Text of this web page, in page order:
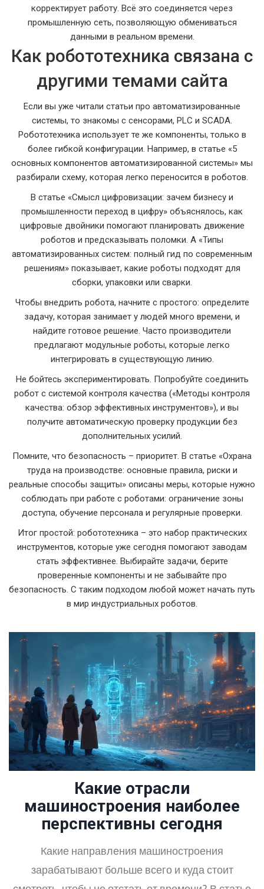
корректирует работу. Всё это соединяется через
промышленную сеть, позволяющую обмениваться
данными в реальном времени.
Как робототехника связана с
другими темами сайта
Если вы уже читали статьи про автоматизированные
системы, то знакомы с сенсорами, PLC и SCADA.
Робототехника использует те же компоненты, только в
более гибкой конфигурации. Например, в статье «5
основных компонентов автоматизированной системы» мы
разбирали схему, которая легко переносится в роботов.
В статье «Смысл цифровизации: зачем бизнесу и
промышленности переход в цифру» объяснялось, как
цифровые двойники помогают планировать движение
роботов и предсказывать поломки. А «Типы
автоматизированных систем: полный гид по современным
решениям» показывает, какие роботы подходят для
сборки, упаковки или сварки.
Чтобы внедрить робота, начните с простого: определите
задачу, которая занимает у людей много времени, и
найдите готовое решение. Часто производители
предлагают модульные роботы, которые легко
интегрировать в существующую линию.
Не бойтесь экспериментировать. Попробуйте соединить
робот с системой контроля качества («Методы контроля
качества: обзор эффективных инструментов»), и вы
получите автоматическую проверку продукции без
дополнительных усилий.
Помните, что безопасность – приоритет. В статье «Охрана
труда на производстве: основные правила, риски и
реальные способы защиты» описаны меры, которые нужно
соблюдать при работе с роботами: ограничение зоны
доступа, обучение персонала и регулярные проверки.
Итог простой: робототехника – это набор практических
инструментов, которые уже сегодня помогают заводам
стать эффективнее. Выбирайте задачи, берите
проверенные компоненты и не забывайте про
безопасность. С таким подходом любой может начать путь
в мир индустриальных роботов.
Какие отрасли
машиностроения наиболее
перспективны сегодня
Какие направления машиностроения
зарабатывают больше всего и куда стоит